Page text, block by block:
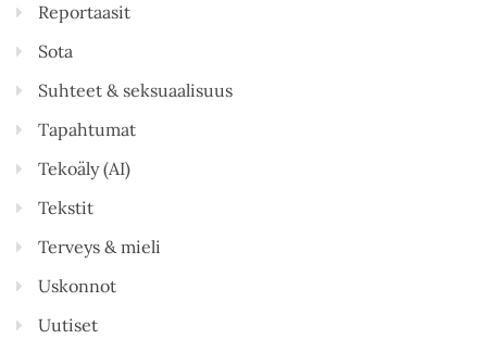
Reportaasit
Sota
Suhteet & seksuaalisuus
Tapahtumat
Tekoäly (AI)
Tekstit
Terveys & mieli
Uskonnot
Uutiset